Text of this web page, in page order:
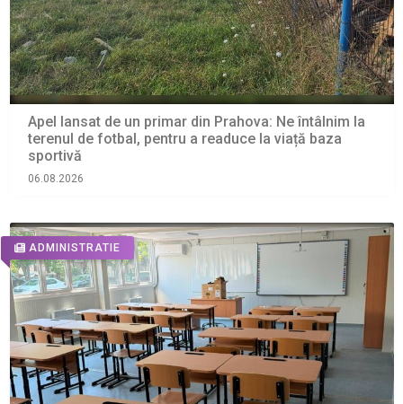
Apel lansat de un primar din Prahova: Ne întâlnim la
terenul de fotbal, pentru a readuce la viață baza
sportivă
06.08.2026
ADMINISTRATIE